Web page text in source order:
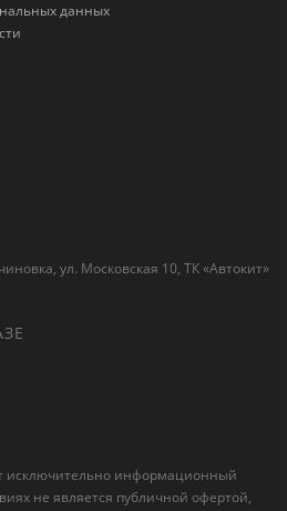
данных
ул. Московская 10, ТК «Автокит»
исключительно информационный
не является публичной офертой,